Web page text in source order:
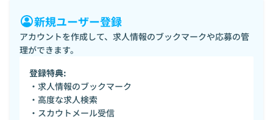
新規ユーザー登録
アカウントを作成して、求人情報のブックマークや応募の管
理ができます。
登録特典:
・求人情報のブックマーク
・高度な求人検索
・スカウトメール受信